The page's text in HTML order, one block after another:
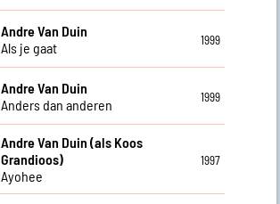
Andre Van Duin
Als je gaat
1999
Andre Van Duin
Anders dan anderen
1999
Andre Van Duin (als Koos
Grandioos)
Ayohee
1997